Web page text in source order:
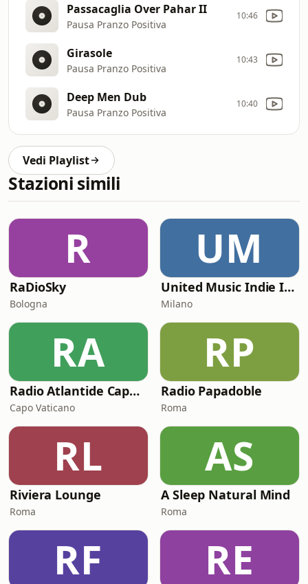
Passacaglia Over Pahar II
Pausa Pranzo Positiva
10:46
Girasole
Pausa Pranzo Positiva
10:43
Deep Men Dub
Pausa Pranzo Positiva
10:40
Vedi Playlist
Stazioni simili
R
RaDioSky
Bologna
UM
United Music Indie Italia
Milano
RA
Radio Atlantide Capo Vaticano
Capo Vaticano
RP
Radio Papadoble
Roma
RL
Riviera Lounge
Roma
AS
A Sleep Natural Mind
Roma
RF RE